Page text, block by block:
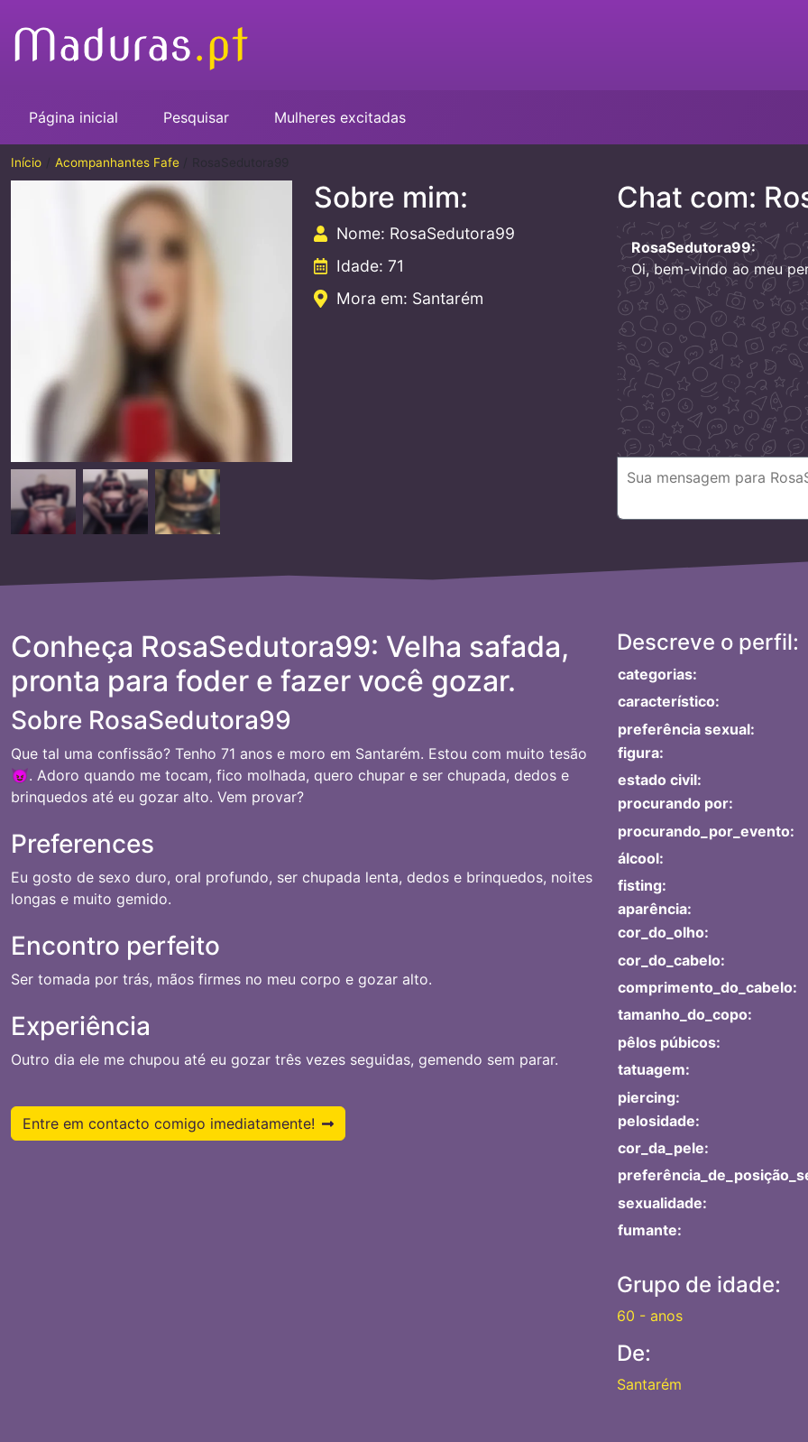
Página inicial Pesquisar Mulheres excitadas
Início Acompanhantes Fafe
Sobre mim:
Nome: RosaSedutora99
Idade: 71
Mora em: Santarém
Chat com:
RosaSedutora99:
Oi, bem-vindo ao meu
Conheça RosaSedutora99: Velha safada,
pronta para foder e fazer você gozar.
Sobre RosaSedutora99
Que tal uma confissão? Tenho 71 anos e moro em Santarém. Estou com muito tesão
😈. Adoro quando me tocam, fico molhada, quero chupar e ser chupada, dedos e
brinquedos até eu gozar alto. Vem provar?
Preferences
Eu gosto de sexo duro, oral profundo, ser chupada lenta, dedos e brinquedos, noites
longas e muito gemido.
Encontro perfeito
Ser tomada por trás, mãos firmes no meu corpo e gozar alto.
Experiência
Outro dia ele me chupou até eu gozar três vezes seguidas, gemendo sem parar.
Entre em contacto comigo imediatamente!
Descreve o perfil:
categorias:
característico:
preferência sexual:
figura:
estado civil:
procurando por:
procurando_por_evento:
álcool:
fisting:
aparência:
cor_do_olho:
cor_do_cabelo:
comprimento_do_cabelo:
tamanho_do_copo:
pêlos púbicos:
tatuagem:
piercing:
pelosidade:
cor_da_pele:
sexualidade:
fumante:
Grupo de idade:
60 - anos
De:
Santarém